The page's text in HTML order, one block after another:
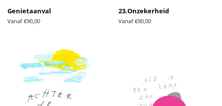
Genietaanval
Vanaf €90,00
23.Onzekerheid
Vanaf €90,00